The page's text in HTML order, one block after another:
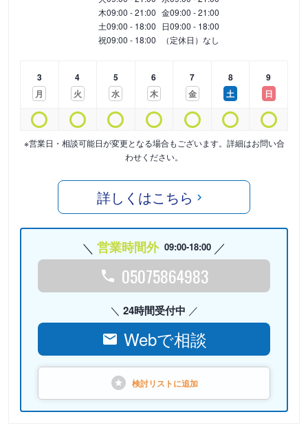
木09:00 - 21:00 金09:00 - 21:00
土09:00 - 18:00 日09:00 - 18:00
祝09:00 - 18:00 （定休日）なし
3
月
4
火
5
水
6
木
7
金
8
土
9
日
※営業日・相談可能日が変更となる場合もございます。詳細はお問い合
わせください。
詳しくはこちら
営業時間外 09:00-18:00
05075864983
24時間受付中
Webで相談
検討リストに追加